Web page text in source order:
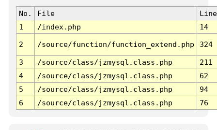
No. File
Line
1
/index.php 14
2 /source/function/function_extend.php 324
3 /source/class/jzmysql.class.php
211
4
/source/class/jzmysql.class.php
62
5
/source/class/jzmysql.class.php
94
6
/source/class/jzmysql.class.php 76